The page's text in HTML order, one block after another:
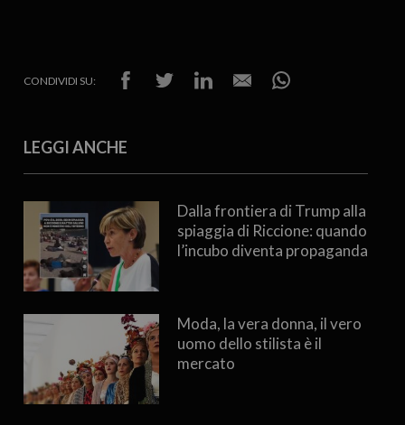
CONDIVIDI SU:
LEGGI ANCHE
Dalla frontiera di Trump alla
spiaggia di Riccione: quando
l’incubo diventa propaganda
Moda, la vera donna, il vero
uomo dello stilista è il
mercato